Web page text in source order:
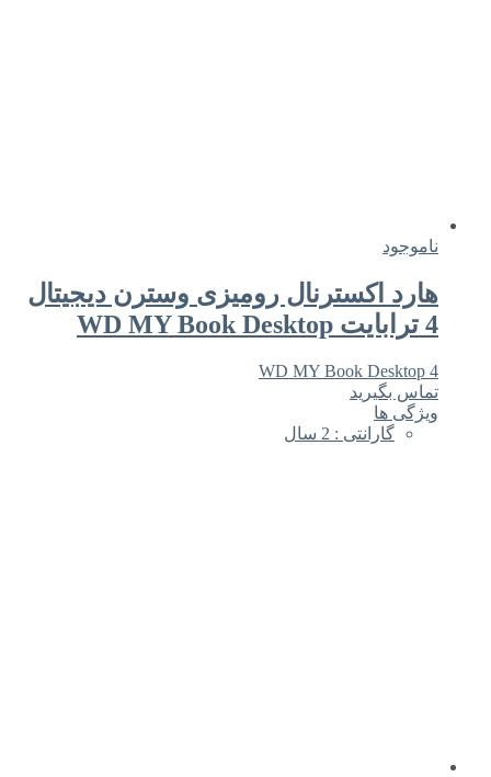
ناموجود
هارد اکسترنال رومیزی وسترن دیجیتال
4 ترابایت WD MY Book Desktop
4 WD MY Book Desktop
تماس بگیرید
ویژگی ها
گارانتی : 2 سال